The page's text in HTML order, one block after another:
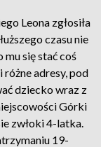
Leona zgłosiła
czasu nie
mu się stać coś
adresy, pod
dziecko wraz z
Górki
zwłoki 4-latka.
19-